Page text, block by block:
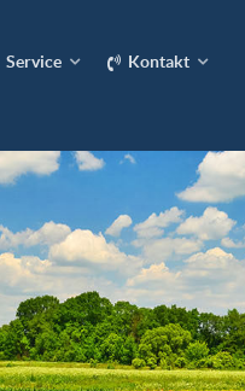
Service Kontakt